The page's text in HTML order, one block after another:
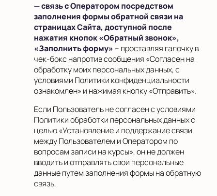
— связь с Оператором посредством
заполнения формы обратной связи на
страницах Сайта, доступной после
нажатия кнопок «Обратный звонок»,
«Заполнить форму» – проставляя галочку в
чек-бокс напротив сообщения «Согласен на
обработку моих персональных данных, с
условиями Политики конфиденциальности
ознакомлен» и нажимая кнопку «Отправить».
Если Пользователь не согласен с условиями
Политики обработки персональных данных с
целью «Установление и поддержание связи
между Пользователем и Оператором по
вопросам записи на курсы», он не должен
вводить и отправлять свои персональные
данные путем заполнения формы на обратную
связь.